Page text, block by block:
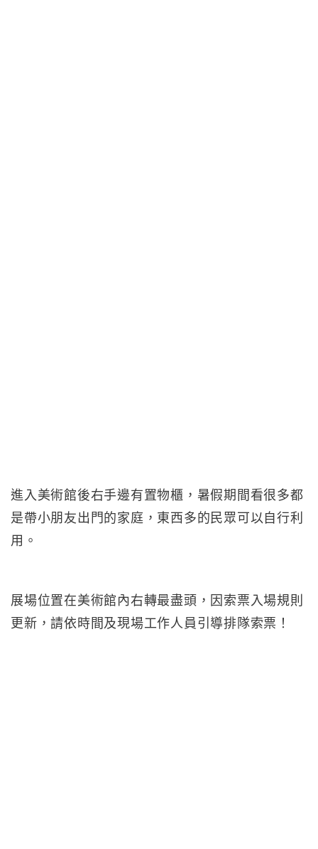
進入美術館後右手邊有置物櫃，暑假期間看很多都
是帶小朋友出門的家庭，東西多的民眾可以自行利
用。
展場位置在美術館內右轉最盡頭，因索票入場規則
更新，請依時間及現場工作人員引導排隊索票！